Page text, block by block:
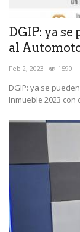
DGIP: ya
al
Feb 2, 2023 1590
DGIP: ya se
Inmueble 2023 con